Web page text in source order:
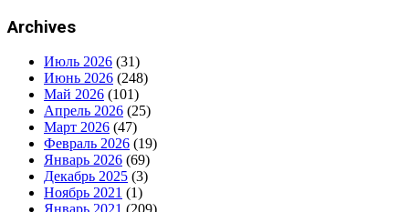
Archives
Июль 2026 (31)
Июнь 2026 (248)
Май 2026 (101)
Апрель 2026 (25)
Март 2026 (47)
Февраль 2026 (19)
Январь 2026 (69)
Декабрь 2025 (3)
Ноябрь 2021 (1)